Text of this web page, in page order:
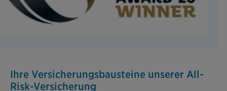
Ihre Versicherungsbausteine unserer All-
Risk-Versicherung